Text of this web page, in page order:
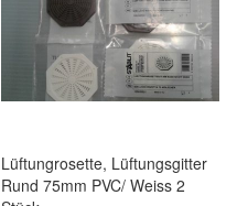
Lüftungrosette, Lüftungsgitter
Rund 75mm PVC/ Weiss 2